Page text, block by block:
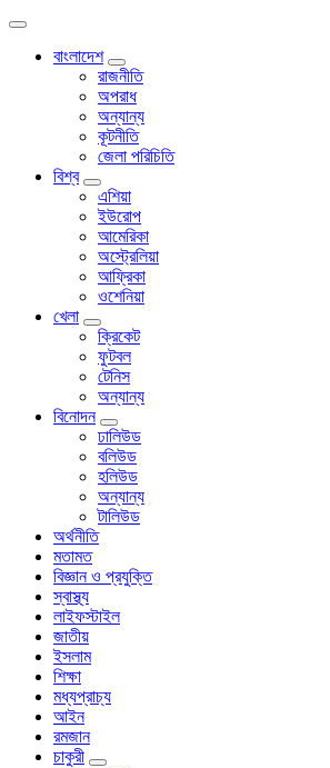
বাংলাদেশ
রাজনীতি
অপরাধ
অন্যান্য
কূটনীতি
জেলা পরিচিতি
বিশ্ব
এশিয়া
ইউরোপ
আমেরিকা
অস্ট্রেলিয়া
আফ্রিকা
ওশেনিয়া
খেলা
ক্রিকেট
ফুটবল
টেনিস
অন্যান্য
বিনোদন
ঢালিউড
বলিউড
হলিউড
অন্যান্য
টালিউড
অর্থনীতি
মতামত
বিজ্ঞান ও প্রযুক্তি
স্বাস্থ্য
লাইফস্টাইল
জাতীয়
ইসলাম
শিক্ষা
মধ্যপ্রাচ্য
আইন
রমজান
চাকুরী